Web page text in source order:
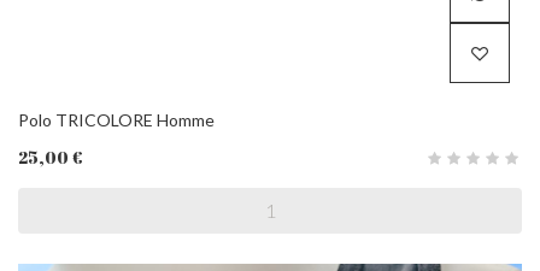
Polo TRICOLORE Homme
25,00 €